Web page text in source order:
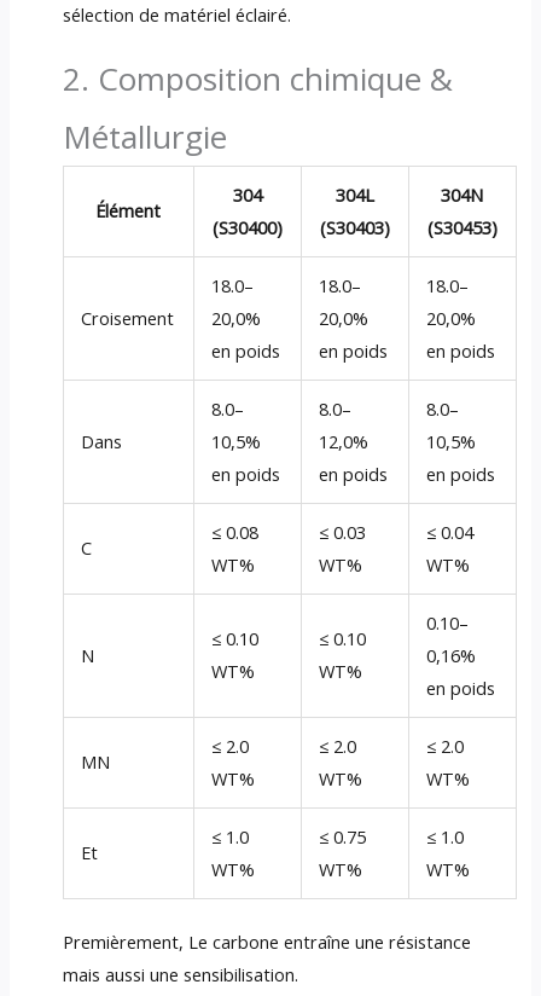
sélection de matériel éclairé.
2. Composition chimique &
Métallurgie
Élément
304
(S30400)
304L
(S30403)
304N
(S30453)
Croisement
18.0–
20,0%
en poids
18.0–
20,0%
en poids
18.0–
20,0%
en poids
Dans
8.0–
10,5%
en poids
8.0–
12,0%
en poids
8.0–
10,5%
en poids
C
≤ 0.08
WT%
≤ 0.03
WT%
≤ 0.04
WT%
N
≤ 0.10
WT%
≤ 0.10
WT%
0.10–
0,16%
en poids
MN
≤ 2.0
WT%
≤ 2.0
WT%
≤ 2.0
WT%
Et
≤ 1.0
WT%
≤ 0.75
WT%
≤ 1.0
WT%
Premièrement, Le carbone entraîne une résistance
mais aussi une sensibilisation.